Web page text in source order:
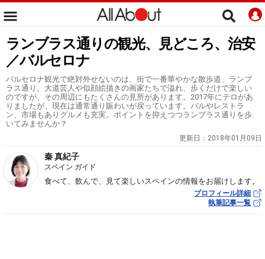
ランブラス通りの観光、見どころ、治安
／バルセロナ
バルセロナ観光で絶対外せないのは、街で一番華やかな散歩道、ランブ
ラス通り。大道芸人や似顔絵描きの画家たちで溢れ、歩くだけで楽しい
のですが、その周辺にもたくさんの見所があります。2017年にテロがあ
りましたが、現在は通常通り賑わいが戻っています。バルやレストラ
ン、市場もありグルメも充実。ポイントを抑えつつランブラス通りを歩
いてみませんか？
更新日： 2018年01月09日
秦 真紀子
スペイン ガイド
食べて、飲んで、見て楽しいスペインの情報をお届けします。
プロフィール詳細
執筆記事一覧